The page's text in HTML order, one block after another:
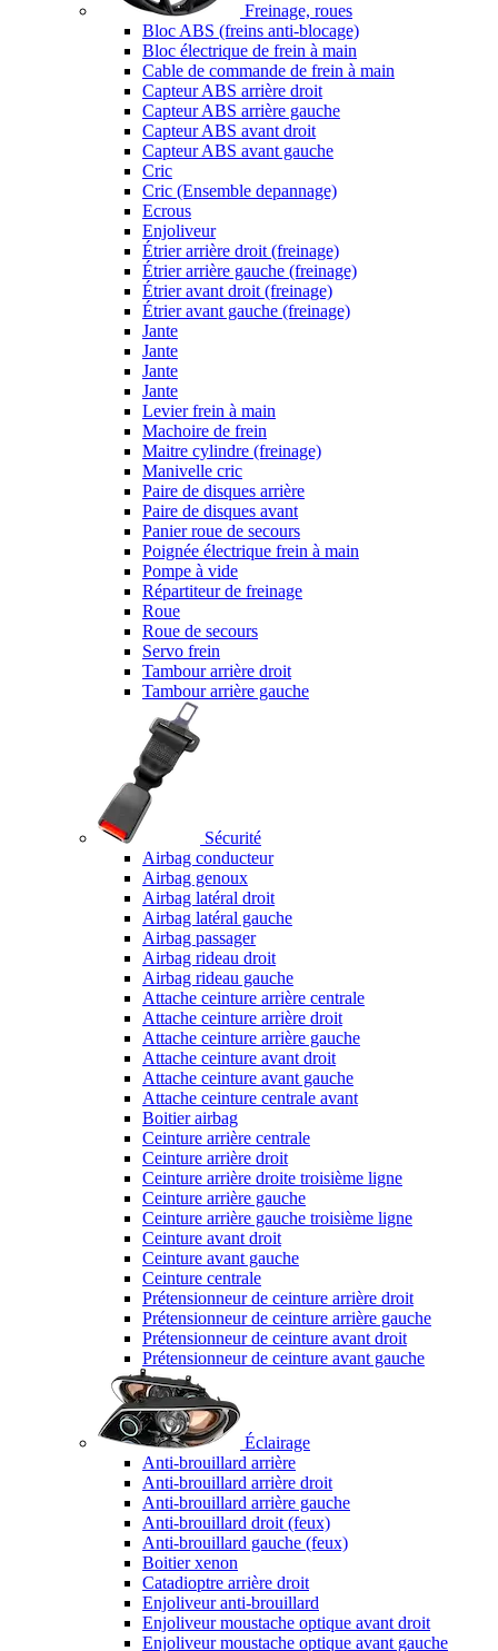
Freinage, roues
Bloc ABS (freins anti-blocage)
Bloc électrique de frein à main
Cable de commande de frein à main
Capteur ABS arrière droit
Capteur ABS arrière gauche
Capteur ABS avant droit
Capteur ABS avant gauche
Cric
Cric (Ensemble depannage)
Ecrous
Enjoliveur
Étrier arrière droit (freinage)
Étrier arrière gauche (freinage)
Étrier avant droit (freinage)
Étrier avant gauche (freinage)
Jante
Jante
Jante
Jante
Levier frein à main
Machoire de frein
Maitre cylindre (freinage)
Manivelle cric
Paire de disques arrière
Paire de disques avant
Panier roue de secours
Poignée électrique frein à main
Pompe à vide
Répartiteur de freinage
Roue
Roue de secours
Servo frein
Tambour arrière droit
Tambour arrière gauche
Sécurité
Airbag conducteur
Airbag genoux
Airbag latéral droit
Airbag latéral gauche
Airbag passager
Airbag rideau droit
Airbag rideau gauche
Attache ceinture arrière centrale
Attache ceinture arrière droit
Attache ceinture arrière gauche
Attache ceinture avant droit
Attache ceinture avant gauche
Attache ceinture centrale avant
Boitier airbag
Ceinture arrière centrale
Ceinture arrière droit
Ceinture arrière droite troisième ligne
Ceinture arrière gauche
Ceinture arrière gauche troisième ligne
Ceinture avant droit
Ceinture avant gauche
Ceinture centrale
Prétensionneur de ceinture arrière droit
Prétensionneur de ceinture arrière gauche
Prétensionneur de ceinture avant droit
Prétensionneur de ceinture avant gauche
Éclairage
Anti-brouillard arrière
Anti-brouillard arrière droit
Anti-brouillard arrière gauche
Anti-brouillard droit (feux)
Anti-brouillard gauche (feux)
Boitier xenon
Catadioptre arrière droit
Enjoliveur anti-brouillard
Enjoliveur moustache optique avant droit
Enjoliveur moustache optique avant gauche